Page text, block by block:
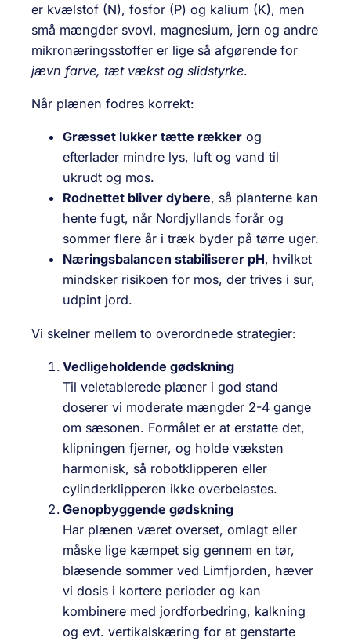
er kvælstof (N), fosfor (P) og kalium (K), men
små mængder svovl, magnesium, jern og andre
mikronæringsstoffer er lige så afgørende for
jævn farve, tæt vækst og slidstyrke.
Når plænen fodres korrekt:
Græsset lukker tætte rækker og
efterlader mindre lys, luft og vand til
ukrudt og mos.
Rodnettet bliver dybere, så planterne kan
hente fugt, når Nordjyllands forår og
sommer flere år i træk byder på tørre uger.
Næringsbalancen stabiliserer pH, hvilket
mindsker risikoen for mos, der trives i sur,
udpint jord.
Vi skelner mellem to overordnede strategier:
Vedligeholdende gødskning
Til veletablerede plæner i god stand
doserer vi moderate mængder 2-4 gange
om sæsonen. Formålet er at erstatte det,
klipningen fjerner, og holde væksten
harmonisk, så robotklipperen eller
cylinderklipperen ikke overbelastes.
Genopbyggende gødskning
Har plænen været overset, omlagt eller
måske lige kæmpet sig gennem en tør,
blæsende sommer ved Limfjorden, hæver
vi dosis i kortere perioder og kan
kombinere med jordforbedring, kalkning
og evt. vertikalskæring for at genstarte